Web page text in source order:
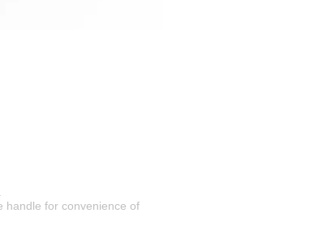
handle for convenience of